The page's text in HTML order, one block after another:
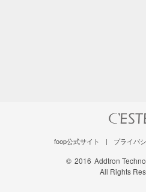
foop公式サイト | プライバ
© 2016 Addtron
All Rights